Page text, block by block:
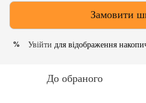
Замовити
% Увійти для відображення
До обраного